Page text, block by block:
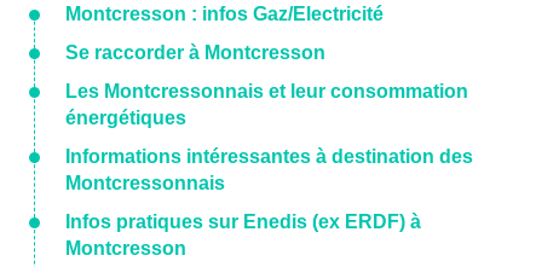
Montcresson : infos Gaz/Electricité
Se raccorder à Montcresson
Les Montcressonnais et leur consommation
énergétiques
Informations intéressantes à destination des
Montcressonnais
Infos pratiques sur Enedis (ex ERDF) à
Montcresson